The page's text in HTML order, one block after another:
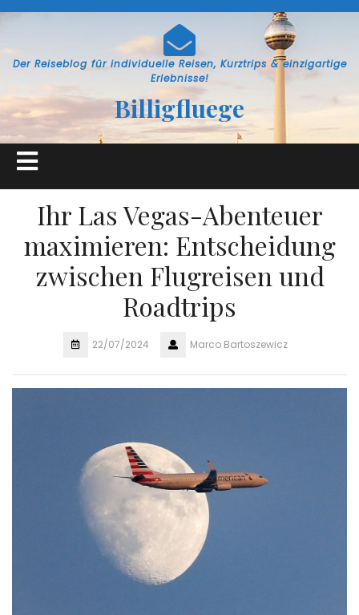
Der Reiseblog für individuelle Reisen, Kurztrips & einzigartige
Erlebnisse!
Billigfluege
Open
Button
Ihr Las Vegas-Abenteuer
maximieren: Entscheidung
zwischen Flugreisen und
Roadtrips
22/07/2024 Marco Bartoszewicz